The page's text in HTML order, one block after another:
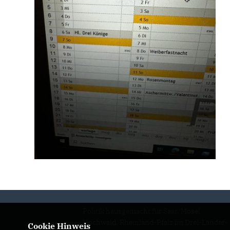
Hochwald. Rheinland-Pfalz im Drei-Länder-
Cookie Hinweis